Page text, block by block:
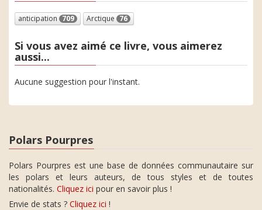
anticipation 709 Arctique 76
Si vous avez aimé ce livre, vous aimerez
aussi...
Aucune suggestion pour l'instant.
Polars Pourpres
Polars Pourpres est une base de données communautaire sur
les polars et leurs auteurs, de tous styles et de toutes
nationalités. Cliquez ici pour en savoir plus !
Envie de stats ? Cliquez ici !